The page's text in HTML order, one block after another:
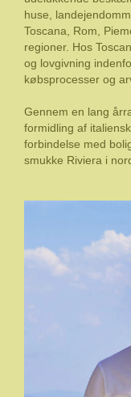
huse,
Toscana, Rom,
regioner. Hos
og lovgivning
købsprocesser og
Gennem en lang
formidling af
forbindelse med
smukke Riviera i